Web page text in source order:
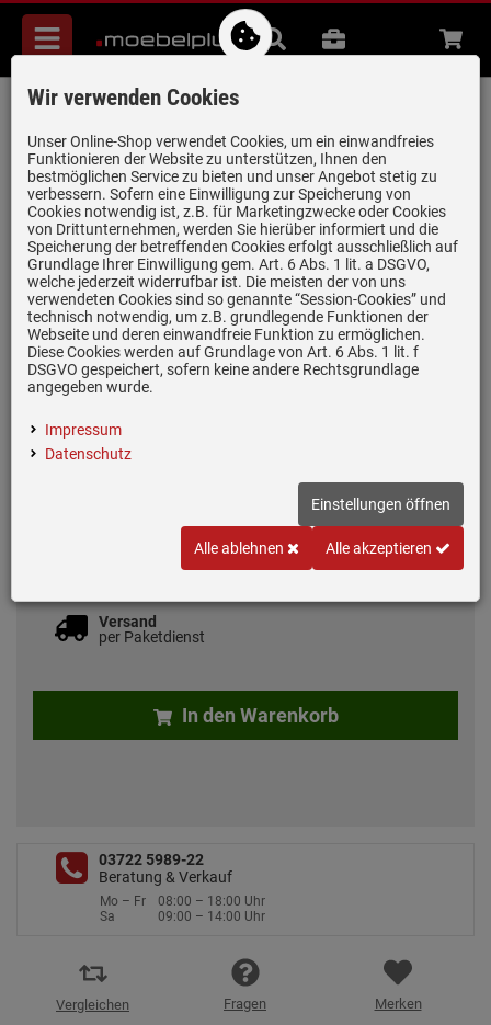
Menü
Suche
B2B Beratung
AEG SNAPPER Einbauhilfe
Artikel-Nummer:19962984 | Herstellernummer:902979866 |
EAN:7332543613212
Einloggen und Bewertung schreiben
Leichter Einbau von Backöfen und Herden
UVP39,00€
zzgl. 7.50 EUR Versand
Lieferbar ca. 2 bis 3 Wochen ab Bestellung
Versand
per Paketdienst
In den Warenkorb
03722 5989-22
Beratung & Verkauf
Mo – Fr
08:00 – 18:00 Uhr
Sa
09:00 – 14:00 Uhr
Vergleichen Fragen Merken
Wir verwenden Cookies
Unser Online-Shop verwendet Cookies, um ein einwandfreies
Funktionieren der Website zu unterstützen, Ihnen den
bestmöglichen Service zu bieten und unser Angebot stetig zu
verbessern. Sofern eine Einwilligung zur Speicherung von
Cookies notwendig ist, z.B. für Marketingzwecke oder Cookies
von Drittunternehmen, werden Sie hierüber informiert und die
Speicherung der betreffenden Cookies erfolgt ausschließlich auf
Grundlage Ihrer Einwilligung gem. Art. 6 Abs. 1 lit. a DSGVO,
welche jederzeit widerrufbar ist. Die meisten der von uns
verwendeten Cookies sind so genannte “Session-Cookies” und
technisch notwendig, um z.B. grundlegende Funktionen der
Webseite und deren einwandfreie Funktion zu ermöglichen.
Diese Cookies werden auf Grundlage von Art. 6 Abs. 1 lit. f
DSGVO gespeichert, sofern keine andere Rechtsgrundlage
angegeben wurde.
Impressum
Datenschutz
Einstellungen öffnen
Alle ablehnen Alle akzeptieren